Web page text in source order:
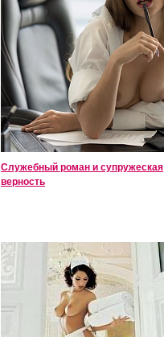
Служебный роман и супружеская
верность